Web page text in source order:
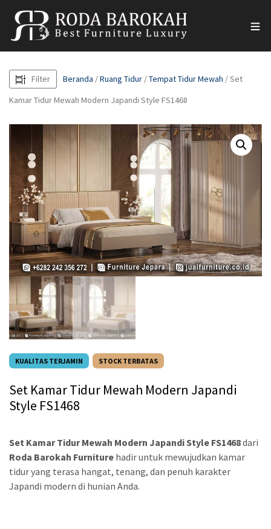
Filter Beranda /Ruang Tidur /Tempat Tidur Mewah / Set
Kamar Tidur Mewah Modern Japandi Style FS1468
KUALITAS TERJAMIN STOCK TERBATAS
Set Kamar Tidur Mewah Modern Japandi
Style FS1468
Set Kamar Tidur Mewah Modern Japandi Style FS1468dari
Roda Barokah Furniture hadir untuk mewujudkan kamar
tidur yang terasa hangat, tenang, dan penuh karakter
Japandi modern di hunian Anda.